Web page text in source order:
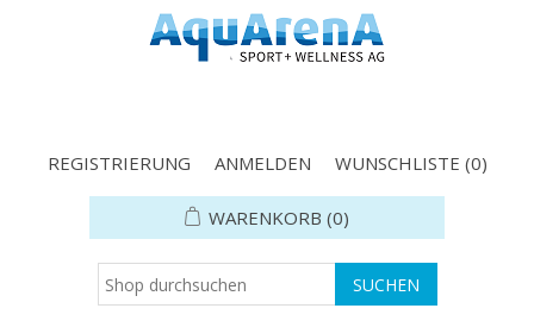
REGISTRIERUNG ANMELDEN WUNSCHLISTE (0)
WARENKORB (0)